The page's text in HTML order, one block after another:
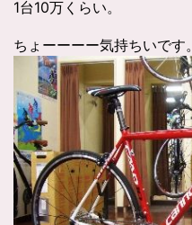
1台10万くらい。
ちょーーーー気持ちいです。